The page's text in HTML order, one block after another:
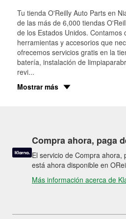
Tu tienda O'Reilly Auto Parts en
de las más de 6,000 tiendas
de los Estados Unidos. Contamos
herramientas y accesorios que
ofrecemos servicios gratis en la
batería, instalación de
revi...
Mostrar más
Compra ahora, paga
El servicio de Compra ahora,
está ahora disponible en
Más información acerca de